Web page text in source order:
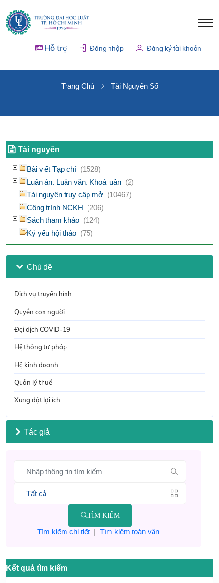
Hỗ trợ Đăng nhập Đăng ký tài khoản
Trang Chủ Tài Nguyên Số
Tài nguyên
Bài viết Tạp chí (1528)
Luận án, Luận văn, Khoá luận (2)
Tài nguyên truy cập mở (10467)
Công trình NCKH (206)
Sách tham khảo (124)
Kỷ yếu hội thảo (75)
Chủ đề
Dịch vụ truyền hình
Quyền con người
Đại dịch COVID-19
Hệ thống tư pháp
Hộ kinh doanh
Quản lý thuế
Xung đột lợi ích
Tác giả
TÌM KIẾM
Tìm kiếm chi tiết| Tìm kiếm toàn văn
Kết quả tìm kiếm